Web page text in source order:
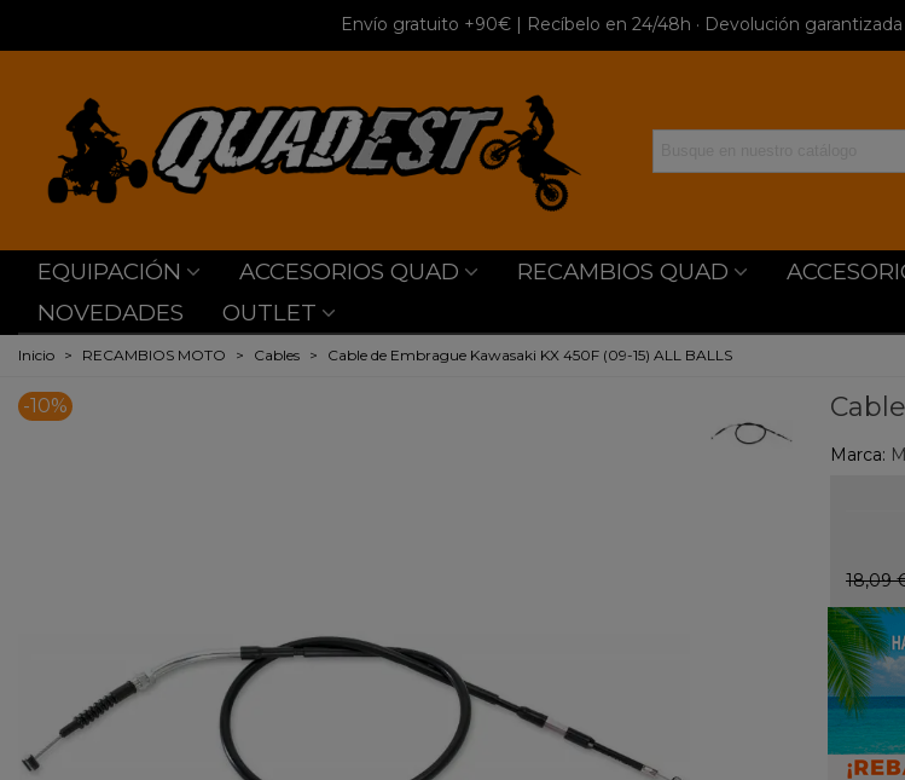
Envío gratuito +90€ | Recíbelo en 24/48h · Devolución garantizada
EQUIPACIÓN ACCESORIOS QUAD RECAMBIOS QUAD
NOVEDADES
OUTLET
Inicio > RECAMBIOS MOTO > Cables > Cable de Embrague Kawasaki KX 450F (09-15) ALL BALLS
-10%
Marca:
18,09